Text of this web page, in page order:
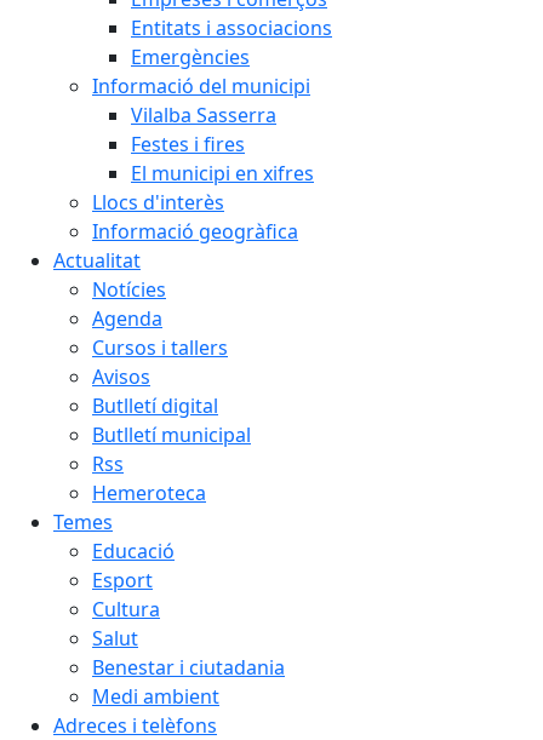
Entitats i associacions
Emergències
Informació del municipi
Vilalba Sasserra
Festes i fires
El municipi en xifres
Llocs d'interès
Informació geogràfica
Actualitat
Notícies
Agenda
Cursos i tallers
Avisos
Butlletí digital
Butlletí municipal
Rss
Hemeroteca
Temes
Educació
Esport
Cultura
Salut
Benestar i ciutadania
Medi ambient
Adreces i telèfons